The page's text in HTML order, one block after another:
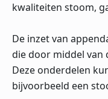
kwaliteiten stoom,
De inzet van
die door middel van
Deze onderdelen
bijvoorbeeld een